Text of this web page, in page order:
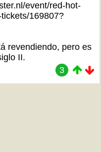
event/red-hot-
169807?
revendiendo, pero es
II.
3